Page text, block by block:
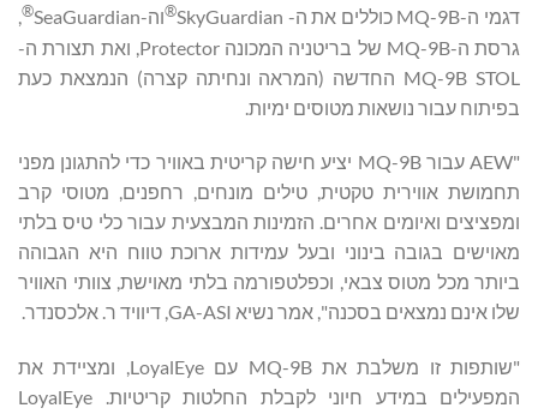
דגמי ה-MQ-9B כוללים את ה- SkyGuardian ®וה-SeaGuardian ®
,
גרסת ה-MQ-9B של בריטניה המכונה Protector, ואת תצורת ה-
MQ-9B STOL החדשה (המראה ונחיתה קצרה) הנמצאת כעת
בפיתוח עבור נושאות מטוסים ימיות.
"AEW עבור MQ-9B יציע חישה קריטית באוויר כדי להתגונן מפני
תחמושת אווירית טקטית, טילים מונחים, רחפנים, מטוסי קרב
ומפציצים ואיומים אחרים. הזמינות המבצעית עבור כלי טיס בלתי
מאוישים בגובה בינוני ובעל עמידות ארוכת טווח היא הגבוהה
ביותר מכל מטוס צבאי, וכפלטפורמה בלתי מאוישת, צוותי האוויר
שלו אינם נמצאים בסכנה", אמר נשיא GA-ASI, דיוויד ר. אלכסנדר.
"שותפות זו משלבת את MQ-9B עם LoyalEye, ומציידת את
המפעילים במידע חיוני לקבלת החלטות קריטיות. LoyalEye